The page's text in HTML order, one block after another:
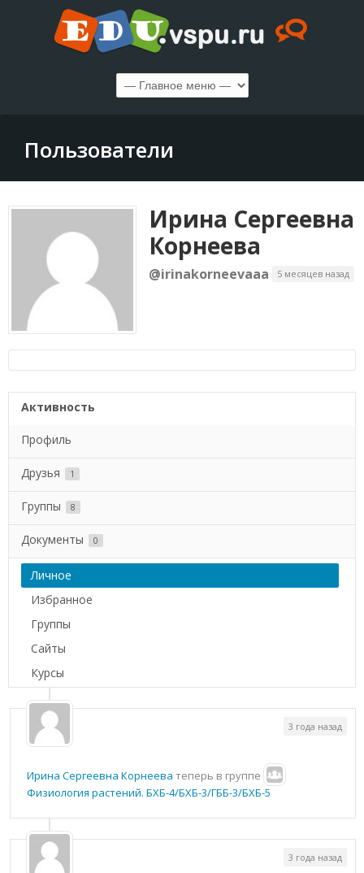
Пользователи
Ирина Сергеевна
Корнеева
@irinakorneevaaa 5 месяцев назад
Активность
Профиль
Друзья 1
Группы 8
Документы 0
Личное
Избранное
Группы
Сайты
Курсы
Ирина Сергеевна Корнеева теперь в группе
Физиология растений. БХБ-4/БХБ-3/ГББ-3/БХБ-5
3 года назад
3 года назад